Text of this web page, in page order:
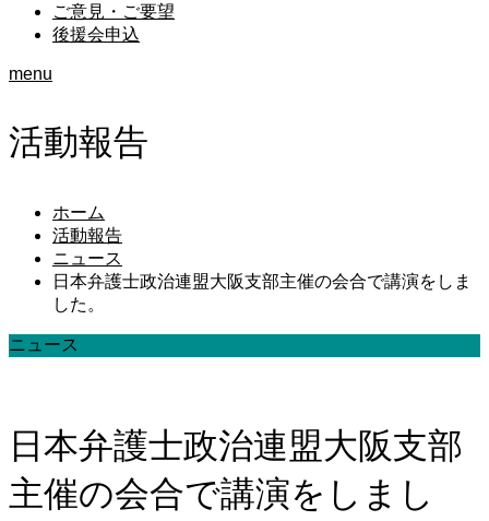
ご意見・ご要望
後援会申込
menu
活動報告
ホーム
活動報告
ニュース
日本弁護士政治連盟大阪支部主催の会合で講演をしま
した。
ニュース
日本弁護士政治連盟大阪支部
主催の会合で講演をしまし